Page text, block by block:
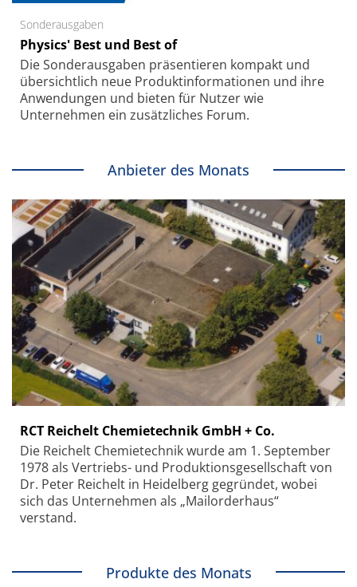
Sonderausgaben
Physics' Best und Best of
Die Sonder­ausgaben präsentieren kompakt und
übersichtlich neue Produkt­informationen und ihre
Anwendungen und bieten für Nutzer wie
Unternehmen ein zusätzliches Forum.
Anbieter des Monats
RCT Reichelt Chemietechnik GmbH + Co.
Die Reichelt Chemietechnik wurde am 1. September
1978 als Vertriebs- und Produktionsgesellschaft von
Dr. Peter Reichelt in Heidelberg gegründet, wobei
sich das Unternehmen als „Mailorderhaus“
verstand.
Produkte des Monats